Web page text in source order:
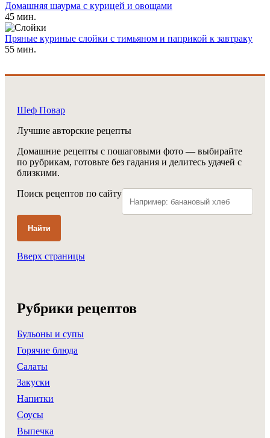
Домашняя шаурма с курицей и овощами
45 мин.
Пряные куриные слойки с тимьяном и паприкой к завтраку
55 мин.
Шеф Повар
Лучшие авторские рецепты
Домашние рецепты с пошаговыми фото — выбирайте
по рубрикам, готовьте без гадания и делитесь удачей с
близкими.
Поиск рецептов по сайту
Найти
Вверх страницы
Рубрики рецептов
Бульоны и супы
Горячие блюда
Салаты
Закуски
Напитки
Соусы
Выпечка